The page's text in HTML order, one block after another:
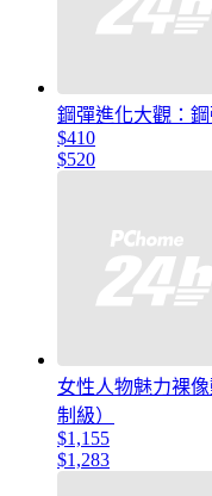
鋼彈進化大觀：
$410
$520
女性人物魅力裸
制級）
$1,155
$1,283